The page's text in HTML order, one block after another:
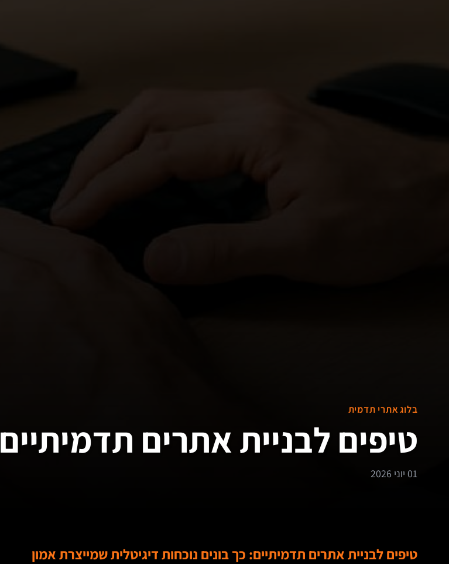
בלוג אתרי תדמית
טיפים לבניית אתרים תדמיתיים
01 יוני 2026
טיפים לבניית אתרים תדמיתיים: כך בונים נוכחות דיגיטלית שמייצרת אמון